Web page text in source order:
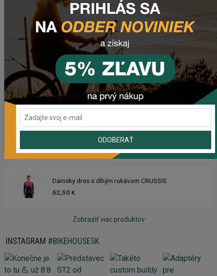
20,50 €
Dres CRUSSIS
66,50 €
Dámsky dres CRUSSIS
Dres s dlhým rukávom CRUSSIS
Dámsky dres s dlhým rukávom CRUSSIS
62,50 €
Zobraziť viac produktov
INSTAGRAM #BIKEHOUSESK
ODOBERAŤ